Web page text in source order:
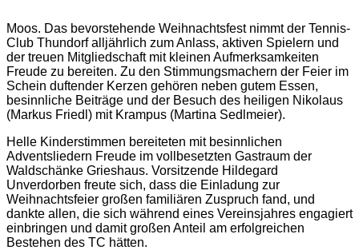
Moos. Das bevorstehende Weihnachtsfest nimmt der Tennis-
Club Thundorf alljährlich zum Anlass, aktiven Spielern und
der treuen Mitgliedschaft mit kleinen Aufmerksamkeiten
Freude zu bereiten. Zu den Stimmungsmachern der Feier im
Schein duftender Kerzen gehören neben gutem Essen,
besinnliche Beiträge und der Besuch des heiligen Nikolaus
(Markus Friedl) mit Krampus (Martina Sedlmeier).
Helle Kinderstimmen bereiteten mit besinnlichen
Adventsliedern Freude im vollbesetzten Gastraum der
Waldschänke Grieshaus. Vorsitzende Hildegard
Unverdorben freute sich, dass die Einladung zur
Weihnachtsfeier großen familiären Zuspruch fand, und
dankte allen, die sich während eines Vereinsjahres engagiert
einbringen und damit großen Anteil am erfolgreichen
Bestehen des TC hätten.